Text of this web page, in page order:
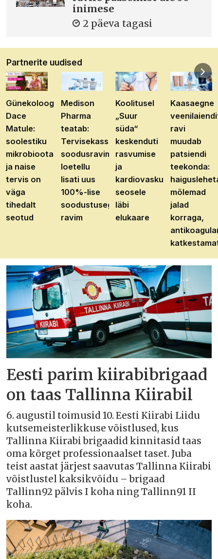
inimese
2 päeva tagasi
Partnerite uudised
Günekoloog
Dace
Matule:
soolestiku
mikrobioota
ja naise
tervis on
väga
tihedalt
seotud
Medison
Pharma
teatab:
Tervisekassa
soodusravimite
loetellu
lisati uus
100%-lise
soodustusega
ravim
Koolitusel
„Suur
süda“
keskenduti
rasvumise
ja
kardiovaskulaarhaiguste
seosele
läbi
elukaare
Kaasaegne
ravi
muudab
patsiendi
teekonda:
mõlemad
jalad
korraga,
Eesti parim kiirabibrigaad
on taas Tallinna Kiirabil
6. augustil toimusid 10. Eesti Kiirabi Liidu
kutsemeisterlikkuse võistlused, kus
Tallinna Kiirabi brigaadid kinnitasid taas
oma kõrget professionaalset taset. Juba
teist aastat järjest saavutas Tallinna Kiirabi
võistlustel kaksikvõidu – brigaad
Tallinn92 pälvis I koha ning Tallinn91 II
koha.